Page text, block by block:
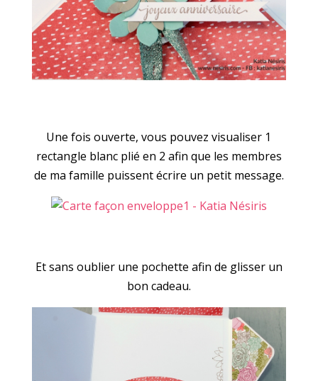
Une fois ouverte, vous pouvez visualiser 1
rectangle blanc plié en 2 afin que les membres
de ma famille puissent écrire un petit message.
Et sans oublier une pochette afin de glisser un
bon cadeau.